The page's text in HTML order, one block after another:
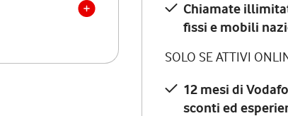
Chiamate
fissi e mobili
SOLO SE ATTIVI
12 mesi di
sconti ed